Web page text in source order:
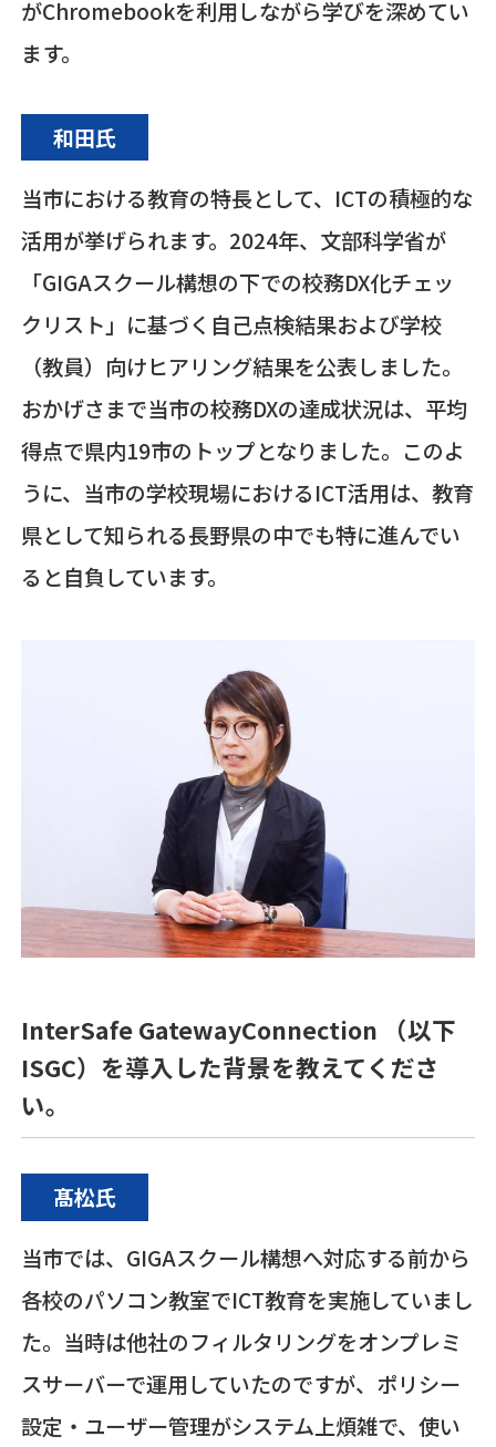
がChromebookを利用しながら学びを深めてい
ます。
和田氏
当市における教育の特長として、ICTの積極的な
活用が挙げられます。2024年、文部科学省が
「GIGAスクール構想の下での校務DX化チェッ
クリスト」に基づく自己点検結果および学校
（教員）向けヒアリング結果を公表しました。
おかげさまで当市の校務DXの達成状況は、平均
得点で県内19市のトップとなりました。このよ
うに、当市の学校現場におけるICT活用は、教育
県として知られる長野県の中でも特に進んでい
ると自負しています。
InterSafe GatewayConnection （以下
ISGC）を導入した背景を教えてくださ
い。
髙松氏
当市では、GIGAスクール構想へ対応する前から
各校のパソコン教室でICT教育を実施していまし
た。当時は他社のフィルタリングをオンプレミ
スサーバーで運用していたのですが、ポリシー
設定・ユーザー管理がシステム上煩雑で、使い